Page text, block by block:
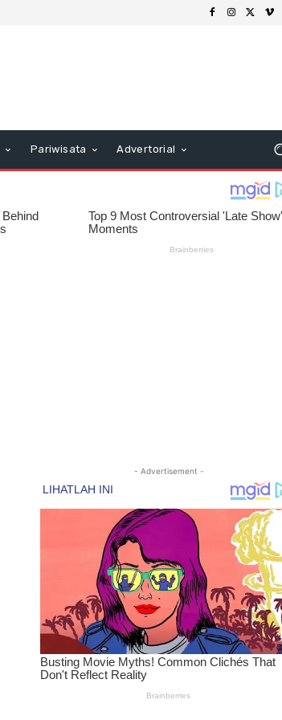
Pariwisata Advertorial
- Advertisement -